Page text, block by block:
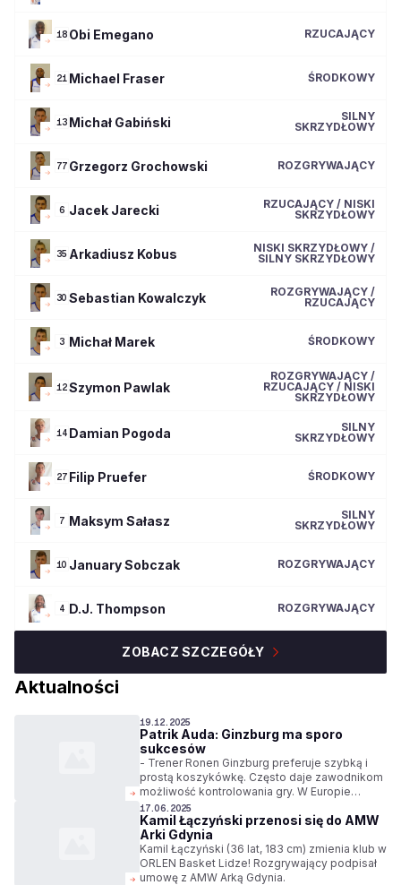
18 Obi Emegano RZUCAJĄCY
21 Michael Fraser ŚRODKOWY
13 Michał Gabiński
SILNY
SKRZYDŁOWY
77 Grzegorz Grochowski ROZGRYWAJĄCY
6 Jacek Jarecki
RZUCAJĄCY / NISKI
SKRZYDŁOWY
35 Arkadiusz Kobus
NISKI SKRZYDŁOWY /
SILNY SKRZYDŁOWY
30 Sebastian Kowalczyk
ROZGRYWAJĄCY /
RZUCAJĄCY
3 Michał Marek ŚRODKOWY
12 Szymon Pawlak
ROZGRYWAJĄCY /
RZUCAJĄCY / NISKI
SKRZYDŁOWY
14 Damian Pogoda
SILNY
SKRZYDŁOWY
27 Filip Pruefer ŚRODKOWY
7 Maksym Sałasz
SILNY
SKRZYDŁOWY
10 JanuarySobczak ROZGRYWAJĄCY
4 D.J. Thompson ROZGRYWAJĄCY
ZOBACZ SZCZEGÓŁY
Aktualności
19.12.2025
Patrik Auda: Ginzburg ma sporo
sukcesów
- Trener Ronen Ginzburg preferuje szybką i
prostą koszykówkę. Często daje zawodnikom
możliwość kontrolowania gry. W Europie
prowadził kilka drużyn, które odnosiły duże
sukcesy. Ma ogromne doświadczenie - mówi
Patrik Auda, były gracz klubów ORLEN Basket
Ligi.
17.06.2025
Kamil Łączyński przenosi się do AMW
Arki Gdynia
Kamil Łączyński (36 lat, 183 cm) zmienia klub w
ORLEN Basket Lidze! Rozgrywający podpisał
umowę z AMW Arką Gdynia.